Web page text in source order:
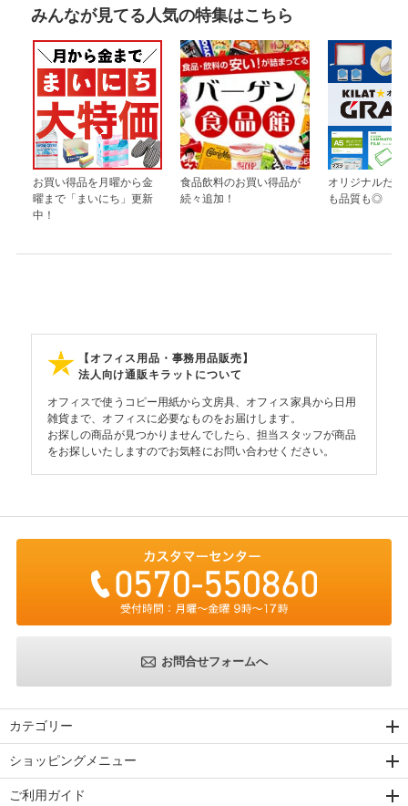
みんなが見てる人気の特集はこちら
お買い得品を月曜から金
曜まで「まいにち」更新
中！
食品飲料のお買い得品が
続々追加！
オリジナルだか
も品質も◎
【オフィス用品・事務用品販売】
法人向け通販キラットについて
オフィスで使うコピー用紙から文房具、オフィス家具から日用
雑貨まで、オフィスに必要なものをお届けします。
お探しの商品が見つかりませんでしたら、担当スタッフが商品
をお探しいたしますのでお気軽にお問い合わせください。
お問合せフォームへ
カテゴリー
ショッピングメニュー
ご利用ガイド